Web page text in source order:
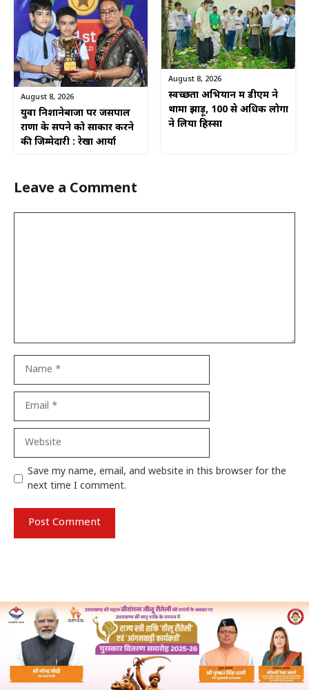
August 8, 2026
युवा निशानेबाजों पर जसपाल
राणा के सपने को साकार करने
की जिम्मेदारी : रेखा आर्या
August 8, 2026
स्वच्छता अभियान में डीएम ने
थामा झाड़ू, 100 से अधिक लोगों
ने लिया हिस्सा
Leave a Comment
Website
Save my name, email, and website in this browser for the
next time I comment.